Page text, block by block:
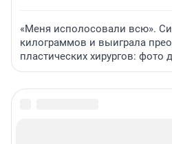
«Меня исполосовали всю».
килограммов и выиграла
пластических хирургов: фото